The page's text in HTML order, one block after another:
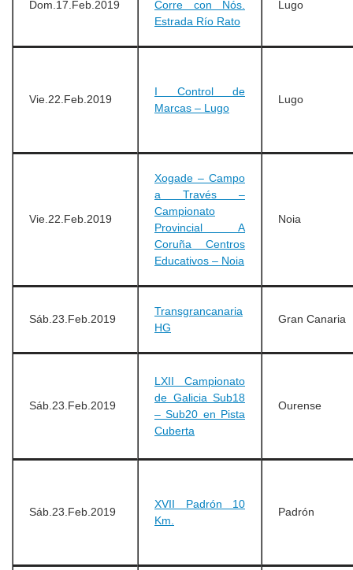
Dom.17.Feb.2019
Corre con Nós.
Estrada Río Rato
Lugo
Vie.22.Feb.2019
I Control de
Marcas – Lugo
Lugo
Vie.22.Feb.2019
Xogade – Campo
a Través –
Campionato
Provincial A
Coruña Centros
Educativos – Noia
Noia
Sáb.23.Feb.2019
Transgrancanaria
HG
Gran Canaria
Sáb.23.Feb.2019
LXII Campionato
de Galicia Sub18
– Sub20 en Pista
Cuberta
Ourense
Sáb.23.Feb.2019
XVII Padrón 10
Km.
Padrón